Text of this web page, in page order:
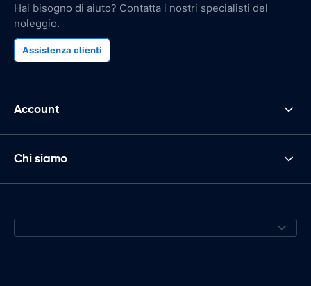
Hai bisogno di aiuto? Contatta i nostri specialisti del
noleggio.
Assistenza clienti
Account
Chi siamo